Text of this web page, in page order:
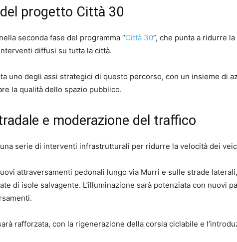
progetto Città 30
seconda fase del programma “Città 30”, che punta a ridurre
diffusi su tutta la città.
uno degli assi strategici di questo percorso, con un insieme di
la qualità dello spazio pubblico.
e moderazione del traffico
serie di interventi infrastrutturali per ridurre la velocità dei
attraversamenti pedonali lungo via Murri e sulle strade
di isole salvagente. L’illuminazione sarà potenziata con nuovi
rafforzata, con la rigenerazione della corsia ciclabile e